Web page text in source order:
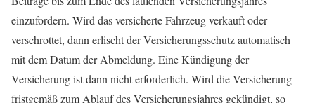
einzufordern. Wird das versicherte Fahrzeug verkauft oder
verschrottet, dann erlischt der Versicherungsschutz automatisch
mit dem Datum der Abmeldung. Eine Kündigung der
Versicherung ist dann nicht erforderlich. Wird die Versicherung
fristgemäß zum Ablauf des Versicherungsjahres gekündigt, so